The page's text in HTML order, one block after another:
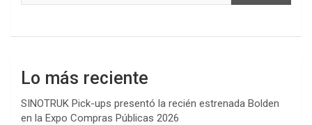
Lo más reciente
SINOTRUK Pick-ups presentó la recién estrenada Bolden
en la Expo Compras Públicas 2026